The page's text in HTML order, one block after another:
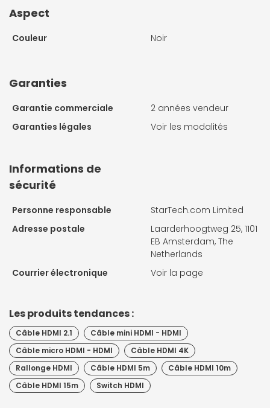
Aspect
Couleur Noir
Garanties
Garantie commerciale
2 années vendeur
Garanties légales
Voir les modalités
Informations de
sécurité
Personne responsable
StarTech.com Limited
Adresse postale
Laarderhoogtweg 25, 1101
EB Amsterdam, The
Netherlands
Courrier électronique
Voir la page
Les produits tendances :
Câble HDMI 2.1
Câble mini HDMI - HDMI
Câble micro HDMI - HDMI
Câble HDMI 4K
Rallonge HDMI
Câble HDMI 5m
Câble HDMI 10m
Câble HDMI 15m
Switch HDMI